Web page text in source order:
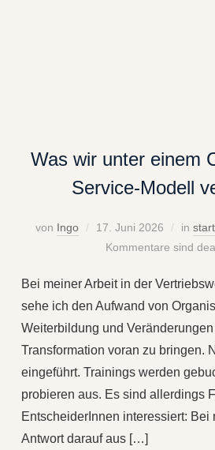
Was wir unter einem
Service-Modell
von Ingo 17. Juni 2026 in
Kommentare sind
Bei meiner Arbeit in der
sehe ich den Aufwand von
Weiterbildung und
Transformation voran zu bringen.
eingeführt. Trainings werden
probieren aus. Es sind allerdings
EntscheiderInnen interessiert: Bei
Antwort darauf aus […]